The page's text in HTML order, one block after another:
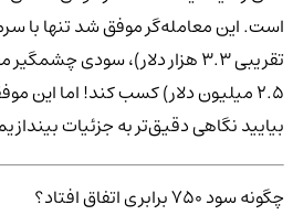
۲.۵ میلیون دلار) کسب کند! اما این
بیایید نگاهی دقیق‌تر به جزئیات بیندازیم.
چگونه سود ۷۵۰ برابری اتفاق افتاد؟